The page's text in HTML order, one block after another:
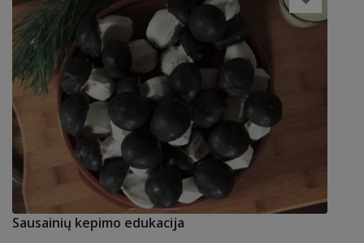
Sausainių kepimo edukacija